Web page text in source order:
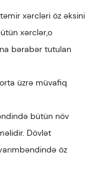
xərcləri öz əksini
xərclər,o
bərabər tutulan
üzrə müvafiq
bütün növ
Dövlət
öz